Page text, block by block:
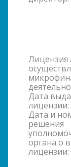
Лицензия
Дата
лицензии:
Дата и
решения
органа о
лицензии: